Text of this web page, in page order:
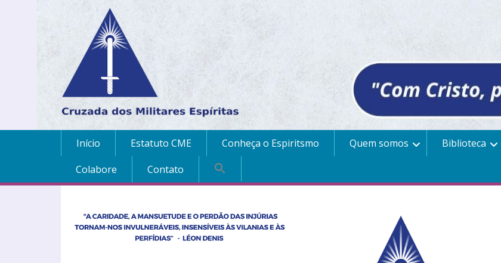
Início Estatuto CME Conheça o Espiritsmo Quem somos Biblioteca
Colabore
Contato